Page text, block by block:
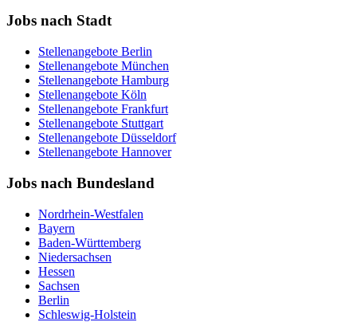
Jobs nach Stadt
Stellenangebote Berlin
Stellenangebote München
Stellenangebote Hamburg
Stellenangebote Köln
Stellenangebote Frankfurt
Stellenangebote Stuttgart
Stellenangebote Düsseldorf
Stellenangebote Hannover
Jobs nach Bundesland
Nordrhein-Westfalen
Bayern
Baden-Württemberg
Niedersachsen
Hessen
Sachsen
Berlin
Schleswig-Holstein